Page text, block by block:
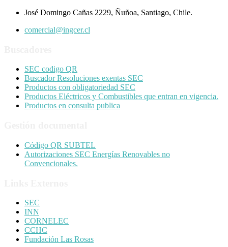
José Domingo Cañas 2229, Ñuñoa, Santiago, Chile.
comercial@ingcer.cl
SEC codigo QR
Buscador Resoluciones exentas SEC
Productos con obligatoriedad SEC
Productos Eléctricos y Combustibles que entran en vigencia.
Productos en consulta publica
Código QR SUBTEL
Autorizaciones SEC Energías Renovables no
Convencionales.
SEC
INN
CORNELEC
CCHC
Fundación Las Rosas